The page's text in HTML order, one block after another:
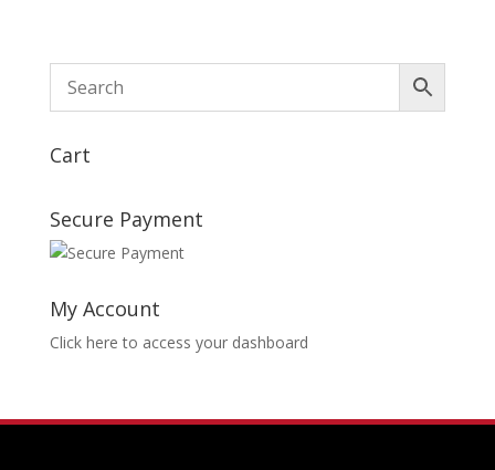
Cart
Secure Payment
My Account
Click here to access your dashboard